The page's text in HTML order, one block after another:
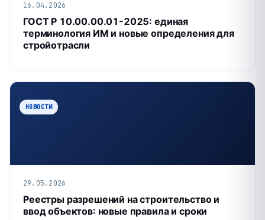
16.04.2026
ГОСТ Р 10.00.00.01-2025: единая
терминология ИМ и новые определения для
стройотрасли
НОВОСТИ
29.05.2026
Реестры разрешений на строительство и
ввод объектов: новые правила и сроки